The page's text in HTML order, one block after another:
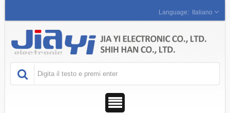
Italiano